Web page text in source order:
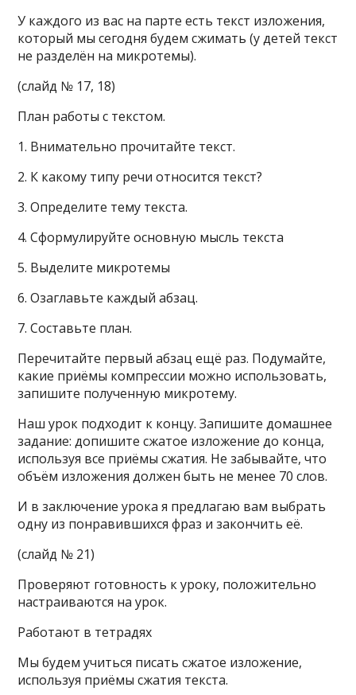
У каждого из вас на парте есть текст изложения,
который мы сегодня будем сжимать (у детей текст
не разделён на микротемы).
(слайд № 17, 18)
План работы с текстом.
1. Внимательно прочитайте текст.
2. К какому типу речи относится текст?
3. Определите тему текста.
4. Сформулируйте основную мысль текста
5. Выделите микротемы
6. Озаглавьте каждый абзац.
7. Составьте план.
Перечитайте первый абзац ещё раз. Подумайте,
какие приёмы компрессии можно использовать,
запишите полученную микротему.
Наш урок подходит к концу. Запишите домашнее
задание: допишите сжатое изложение до конца,
используя все приёмы сжатия. Не забывайте, что
объём изложения должен быть не менее 70 слов.
И в заключение урока я предлагаю вам выбрать
одну из понравившихся фраз и закончить её.
(слайд № 21)
Проверяют готовность к уроку, положительно
настраиваются на урок.
Работают в тетрадях
Мы будем учиться писать сжатое изложение,
используя приёмы сжатия текста.